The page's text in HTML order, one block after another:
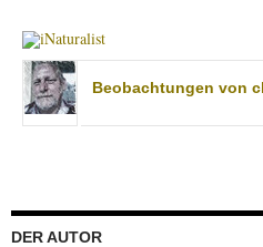
Beobachtungen von
DER AUTOR